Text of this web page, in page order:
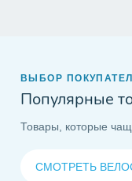
ВЫБОР
Популярные
Товары, которые
СМОТРЕТЬ